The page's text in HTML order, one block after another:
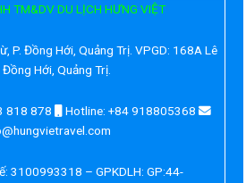
TM&DV DU LỊCH HƯNG VIỆT
P. Đồng Hới, Quảng Trị. VPGD: 168A Lê
Đồng Hới, Quảng Trị.
818 878
Hotline: +84 918805368
3100993318 – GPKDLH: GP:44-